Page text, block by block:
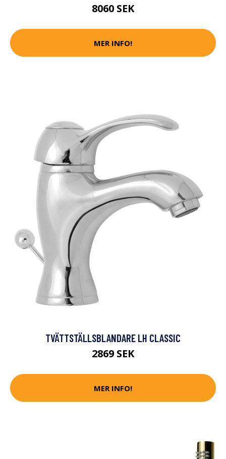
8060 SEK
MER INFO!
TVÄTTSTÄLLSBLANDARE LH CLASSIC
2869 SEK
MER INFO!